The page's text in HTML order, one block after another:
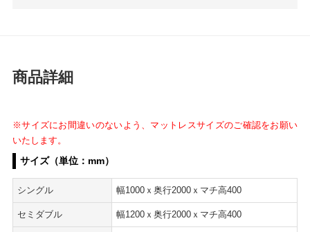
商品詳細
※サイズにお間違いのないよう、マットレスサイズのご確認をお願い
いたします。
サイズ（単位：mm）
シングル 幅1000ｘ奥行2000ｘマチ高400
セミダブル 幅1200ｘ奥行2000ｘマチ高400